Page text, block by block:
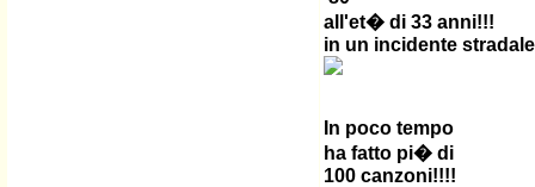
all'et� di 33 anni!!!
in un incidente
In poco tempo
ha fatto pi� di
100 canzoni!!!!